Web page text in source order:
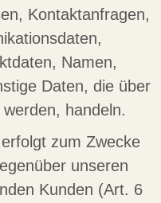
Kontaktanfragen,
Namen,
Daten, die über
handeln.
zum Zwecke
unseren
Kunden (Art. 6